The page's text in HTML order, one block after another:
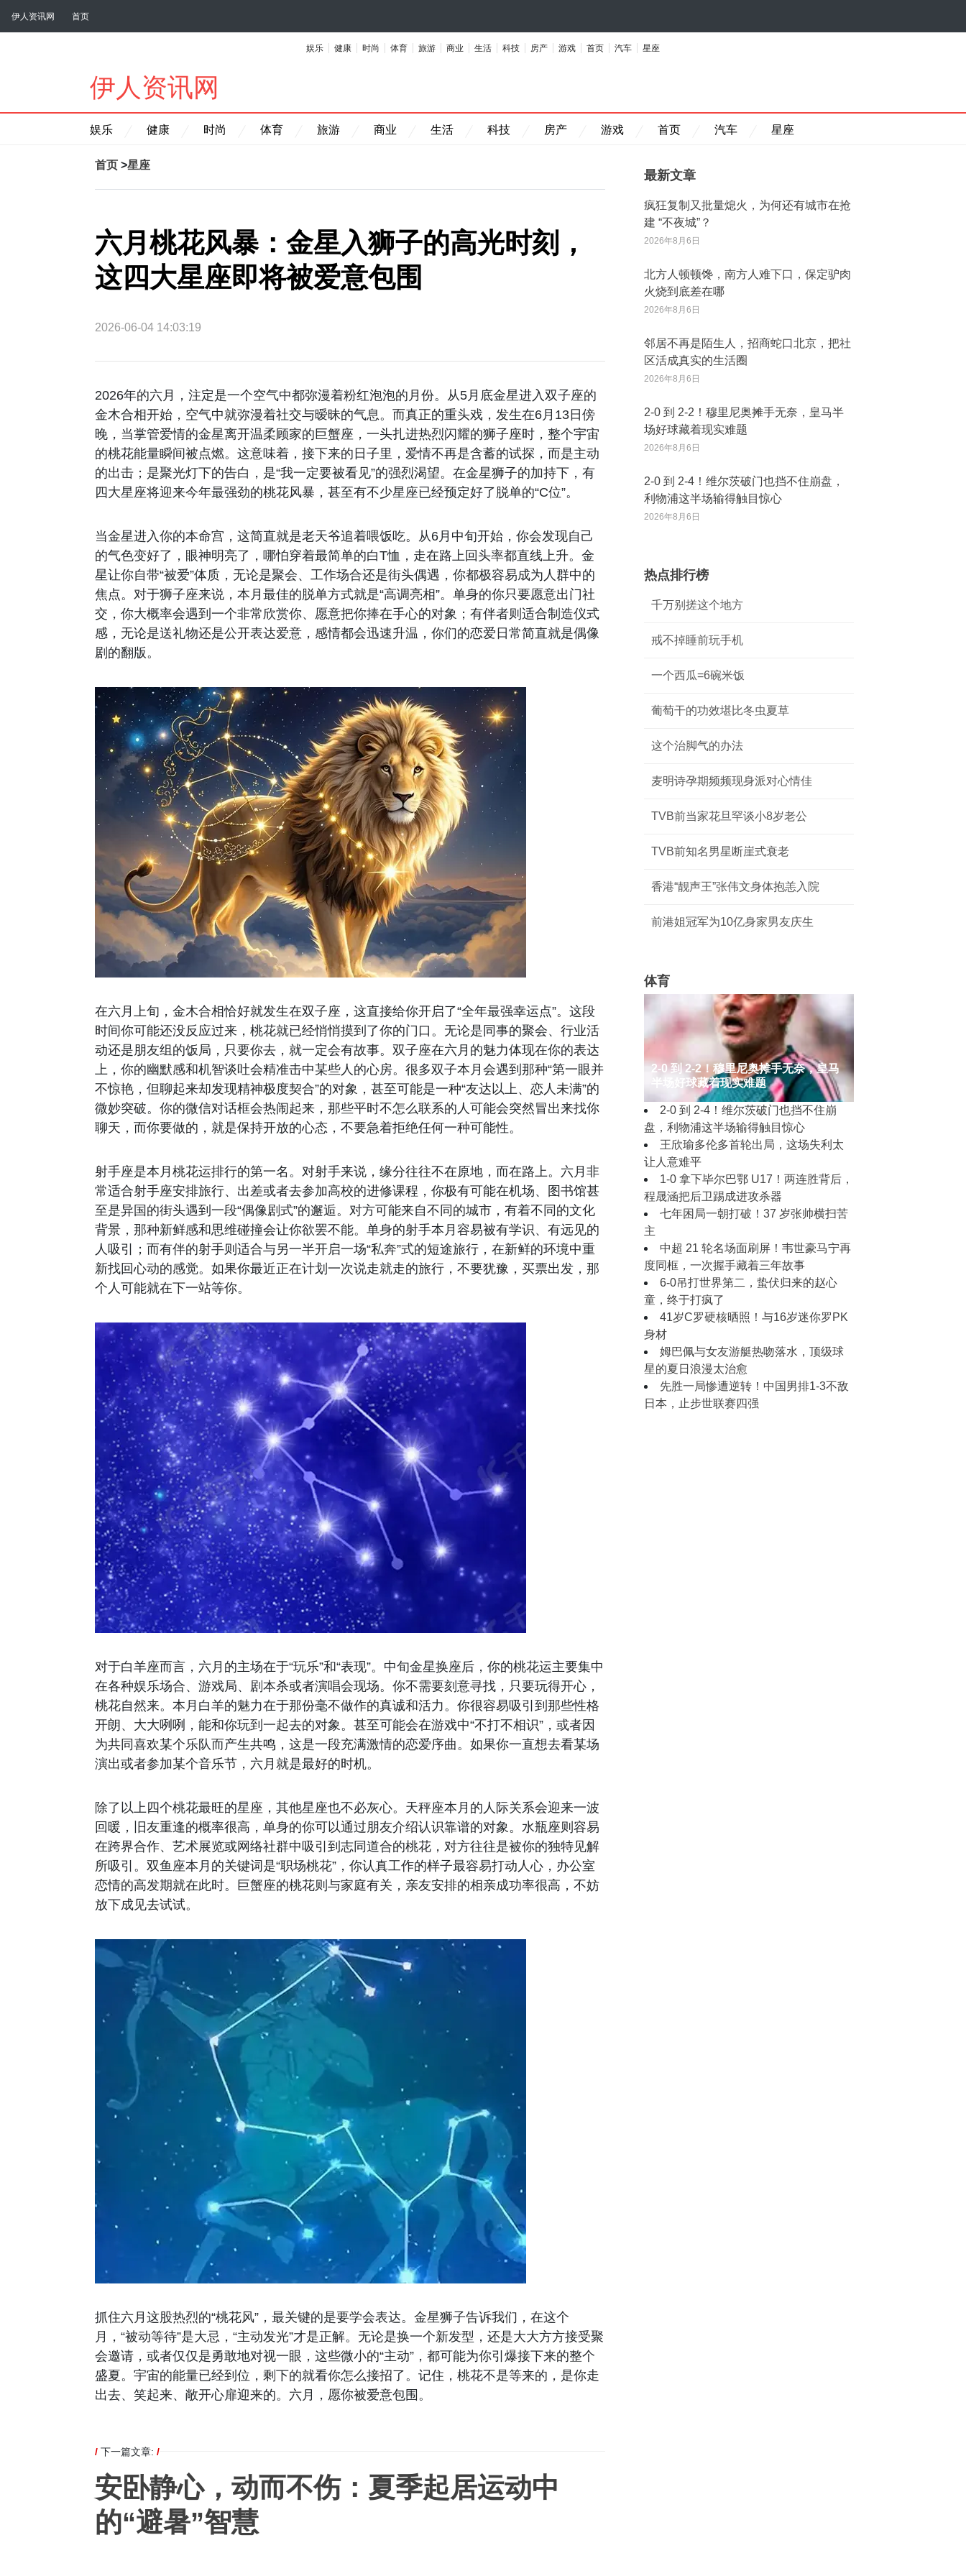
伊人资讯网 首页
娱乐 健康 时尚 体育 旅游 商业 生活 科技 房产 游戏 首页 汽车 星座
伊人资讯网
娱乐 健康 时尚 体育 旅游 商业 生活 科技 房产 游戏 首页 汽车 星座
首页 >星座
六月桃花风暴：金星入狮子的高光时刻，
这四大星座即将被爱意包围
2026-06-04 14:03:19
2026年的六月，注定是一个空气中都弥漫着粉红泡泡的月份。从5月底金星进入双子座的
金木合相开始，空气中就弥漫着社交与暧昧的气息。而真正的重头戏，发生在6月13日傍
晚，当掌管爱情的金星离开温柔顾家的巨蟹座，一头扎进热烈闪耀的狮子座时，整个宇宙
的桃花能量瞬间被点燃。这意味着，接下来的日子里，爱情不再是含蓄的试探，而是主动
的出击；是聚光灯下的告白，是“我一定要被看见”的强烈渴望。在金星狮子的加持下，有
四大星座将迎来今年最强劲的桃花风暴，甚至有不少星座已经预定好了脱单的“C位”。
当金星进入你的本命宫，这简直就是老天爷追着喂饭吃。从6月中旬开始，你会发现自己
的气色变好了，眼神明亮了，哪怕穿着最简单的白T恤，走在路上回头率都直线上升。金
星让你自带“被爱”体质，无论是聚会、工作场合还是街头偶遇，你都极容易成为人群中的
焦点。对于狮子座来说，本月最佳的脱单方式就是“高调亮相”。单身的你只要愿意出门社
交，你大概率会遇到一个非常欣赏你、愿意把你捧在手心的对象；有伴者则适合制造仪式
感，无论是送礼物还是公开表达爱意，感情都会迅速升温，你们的恋爱日常简直就是偶像
剧的翻版。
在六月上旬，金木合相恰好就发生在双子座，这直接给你开启了“全年最强幸运点”。这段
时间你可能还没反应过来，桃花就已经悄悄摸到了你的门口。无论是同事的聚会、行业活
动还是朋友组的饭局，只要你去，就一定会有故事。双子座在六月的魅力体现在你的表达
上，你的幽默感和机智谈吐会精准击中某些人的心房。很多双子本月会遇到那种“第一眼并
不惊艳，但聊起来却发现精神极度契合”的对象，甚至可能是一种“友达以上、恋人未满”的
微妙突破。你的微信对话框会热闹起来，那些平时不怎么联系的人可能会突然冒出来找你
聊天，而你要做的，就是保持开放的心态，不要急着拒绝任何一种可能性。
射手座是本月桃花运排行的第一名。对射手来说，缘分往往不在原地，而在路上。六月非
常适合射手座安排旅行、出差或者去参加高校的进修课程，你极有可能在机场、图书馆甚
至是异国的街头遇到一段“偶像剧式”的邂逅。对方可能来自不同的城市，有着不同的文化
背景，那种新鲜感和思维碰撞会让你欲罢不能。单身的射手本月容易被有学识、有远见的
人吸引；而有伴的射手则适合与另一半开启一场“私奔”式的短途旅行，在新鲜的环境中重
新找回心动的感觉。如果你最近正在计划一次说走就走的旅行，不要犹豫，买票出发，那
个人可能就在下一站等你。
对于白羊座而言，六月的主场在于“玩乐”和“表现”。中旬金星换座后，你的桃花运主要集中
在各种娱乐场合、游戏局、剧本杀或者演唱会现场。你不需要刻意寻找，只要玩得开心，
桃花自然来。本月白羊的魅力在于那份毫不做作的真诚和活力。你很容易吸引到那些性格
开朗、大大咧咧，能和你玩到一起去的对象。甚至可能会在游戏中“不打不相识”，或者因
为共同喜欢某个乐队而产生共鸣，这是一段充满激情的恋爱序曲。如果你一直想去看某场
演出或者参加某个音乐节，六月就是最好的时机。
除了以上四个桃花最旺的星座，其他星座也不必灰心。天秤座本月的人际关系会迎来一波
回暖，旧友重逢的概率很高，单身的你可以通过朋友介绍认识靠谱的对象。水瓶座则容易
在跨界合作、艺术展览或网络社群中吸引到志同道合的桃花，对方往往是被你的独特见解
所吸引。双鱼座本月的关键词是“职场桃花”，你认真工作的样子最容易打动人心，办公室
恋情的高发期就在此时。巨蟹座的桃花则与家庭有关，亲友安排的相亲成功率很高，不妨
放下成见去试试。
抓住六月这股热烈的“桃花风”，最关键的是要学会表达。金星狮子告诉我们，在这个
月，“被动等待”是大忌，“主动发光”才是正解。无论是换一个新发型，还是大大方方接受聚
会邀请，或者仅仅是勇敢地对视一眼，这些微小的“主动”，都可能为你引爆接下来的整个
盛夏。宇宙的能量已经到位，剩下的就看你怎么接招了。记住，桃花不是等来的，是你走
出去、笑起来、敞开心扉迎来的。六月，愿你被爱意包围。
/ 下一篇文章: /
安卧静心，动而不伤：夏季起居运动中
的“避暑”智慧
最新文章
疯狂复制又批量熄火，为何还有城市在抢
建 “不夜城”？
2026年8月6日
北方人顿顿馋，南方人难下口，保定驴肉
火烧到底差在哪
2026年8月6日
邻居不再是陌生人，招商蛇口北京，把社
区活成真实的生活圈
2026年8月6日
2‑0 到 2‑2！穆里尼奥摊手无奈，皇马半
场好球藏着现实难题
2026年8月6日
2‑0 到 2‑4！维尔茨破门也挡不住崩盘，
利物浦这半场输得触目惊心
2026年8月6日
热点排行榜
千万别搓这个地方
戒不掉睡前玩手机
一个西瓜=6碗米饭
葡萄干的功效堪比冬虫夏草
这个治脚气的办法
麦明诗孕期频频现身派对心情佳
TVB前当家花旦罕谈小8岁老公
TVB前知名男星断崖式衰老
香港“靓声王”张伟文身体抱恙入院
前港姐冠军为10亿身家男友庆生
体育
2‑0 到 2‑2！穆里尼奥摊手无奈，皇马
半场好球藏着现实难题
2‑0 到 2‑4！维尔茨破门也挡不住崩
盘，利物浦这半场输得触目惊心
王欣瑜多伦多首轮出局，这场失利太
让人意难平
1‑0 拿下毕尔巴鄂 U17！两连胜背后，
程晟涵把后卫踢成进攻杀器
七年困局一朝打破！37 岁张帅横扫苦
主
中超 21 轮名场面刷屏！韦世豪马宁再
度同框，一次握手藏着三年故事
6-0吊打世界第二，蛰伏归来的赵心
童，终于打疯了
41岁C罗硬核晒照！与16岁迷你罗PK
身材
姆巴佩与女友游艇热吻落水，顶级球
星的夏日浪漫太治愈
先胜一局惨遭逆转！中国男排1-3不敌
日本，止步世联赛四强